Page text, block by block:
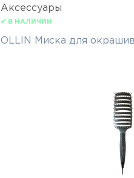
Аксессуары
✔ В НАЛИЧИИ
OLLIN Миска для